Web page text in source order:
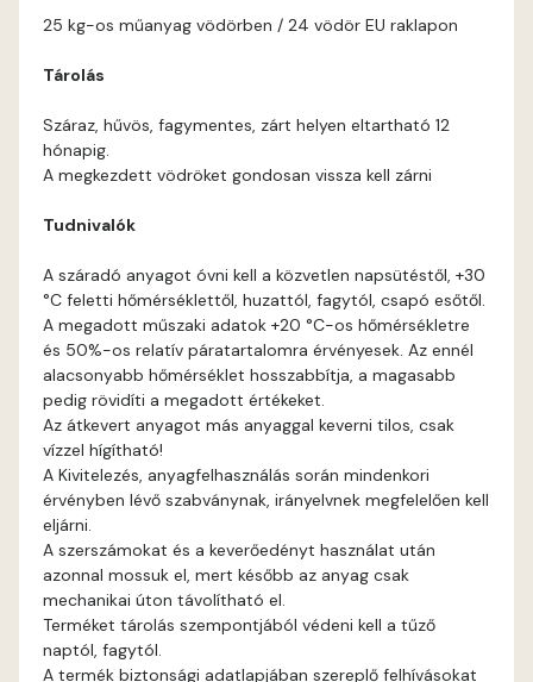
Pumpkin B
Sienna A
Sulphur B
Terra A
Tobacco A
Vulcan-red A
25 kg-os műanyag vödörben / 24 vödör EU raklapon
Tárolás
Száraz, hűvös, fagymentes, zárt helyen eltartható 12
hónapig.
A megkezdett vödröket gondosan vissza kell zárni
Tudnivalók
A száradó anyagot óvni kell a közvetlen napsütéstől, +30
°C feletti hőmérséklettől, huzattól, fagytól, csapó esőtől.
A megadott műszaki adatok +20 °C-os hőmérsékletre
és 50%-os relatív páratartalomra érvényesek. Az ennél
alacsonyabb hőmérséklet hosszabbítja, a magasabb
pedig rövidíti a megadott értékeket.
Az átkevert anyagot más anyaggal keverni tilos, csak
vízzel hígítható!
A Kivitelezés, anyagfelhasználás során mindenkori
érvényben lévő szabványnak, irányelvnek megfelelően kell
eljárni.
A szerszámokat és a keverőedényt használat után
azonnal mossuk el, mert később az anyag csak
mechanikai úton távolítható el.
Terméket tárolás szempontjából védeni kell a tűző
naptól, fagytól.
A termék biztonsági adatlapjában szereplő felhívásokat